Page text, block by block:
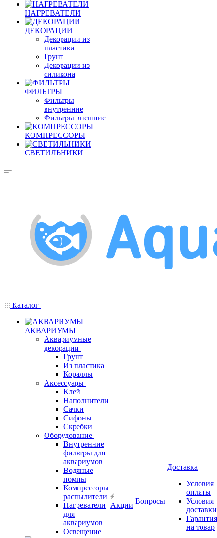
НАГРЕВАТЕЛИ
ДЕКОРАЦИИ
Декорации из
пластика
Грунт
Декорации из
силикона
ФИЛЬТРЫ
Фильтры
внутренние
Фильтры внешние
КОМПРЕССОРЫ
СВЕТИЛЬНИКИ
Каталог
АКВАРИУМЫ
Аквариумные
декорации
Грунт
Из пластика
Кораллы
Аксессуары
Клей
Наполнители
Сачки
Сифоны
Скребки
Оборудование
Внутренние
фильтры для
аквариумов
Водяные
помпы
Компрессоры
распылители
Нагреватели
для
аквариумов
Освещение
Акции
Вопросы
Доставка
Условия
оплаты
Условия
доставки
Гарантия
на товар